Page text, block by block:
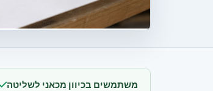
משתמשים בכיוון מכאני לשליטה